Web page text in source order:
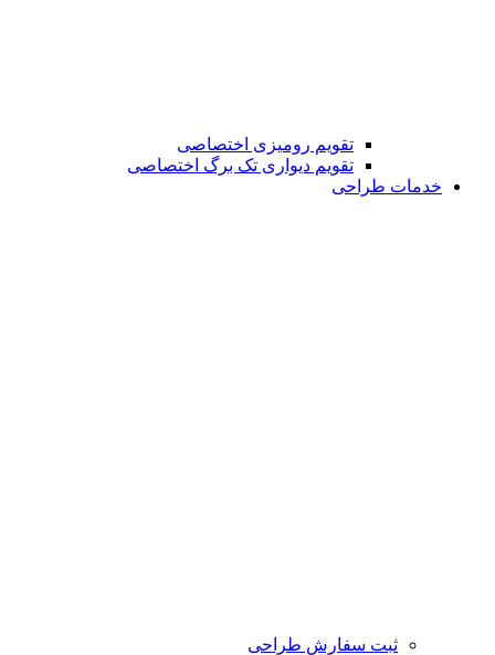
تقویم رومیزی اختصاصی
تقویم دیواری تک برگ اختصاصی
خدمات طراحی
ثبت سفارش طراحی